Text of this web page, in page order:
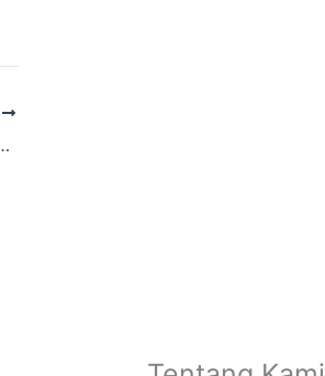
Siapa takut!